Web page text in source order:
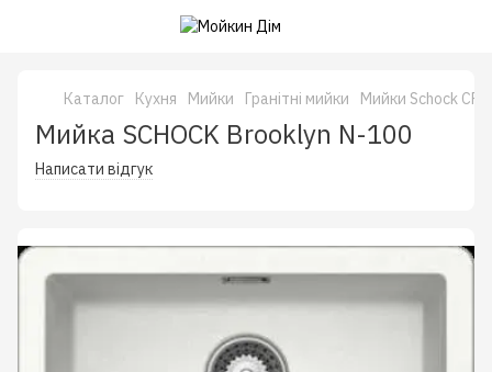
Каталог Кухня Мийки Гранітні мийки Мийки Schock
Мийка SCHOCK Brooklyn N-100
Написати відгук